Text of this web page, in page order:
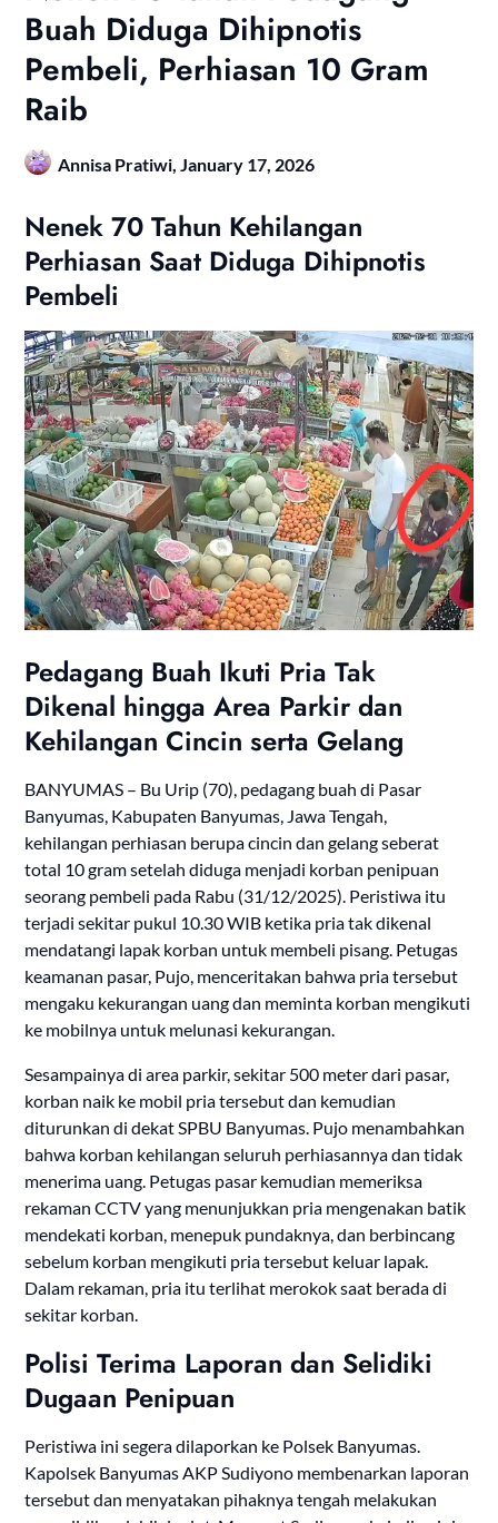
Buah Diduga Dihipnotis
Pembeli, Perhiasan 10 Gram
Raib
Annisa Pratiwi, January 17, 2026
Nenek 70 Tahun Kehilangan
Perhiasan Saat Diduga Dihipnotis
Pembeli
Pedagang Buah Ikuti Pria Tak
Dikenal hingga Area Parkir dan
Kehilangan Cincin serta Gelang
BANYUMAS – Bu Urip (70), pedagang buah di Pasar
Banyumas, Kabupaten Banyumas, Jawa Tengah,
kehilangan perhiasan berupa cincin dan gelang seberat
total 10 gram setelah diduga menjadi korban penipuan
seorang pembeli pada Rabu (31/12/2025). Peristiwa itu
terjadi sekitar pukul 10.30 WIB ketika pria tak dikenal
mendatangi lapak korban untuk membeli pisang. Petugas
keamanan pasar, Pujo, menceritakan bahwa pria tersebut
mengaku kekurangan uang dan meminta korban mengikuti
ke mobilnya untuk melunasi kekurangan.
Sesampainya di area parkir, sekitar 500 meter dari pasar,
korban naik ke mobil pria tersebut dan kemudian
diturunkan di dekat SPBU Banyumas. Pujo menambahkan
bahwa korban kehilangan seluruh perhiasannya dan tidak
menerima uang. Petugas pasar kemudian memeriksa
rekaman CCTV yang menunjukkan pria mengenakan batik
mendekati korban, menepuk pundaknya, dan berbincang
sebelum korban mengikuti pria tersebut keluar lapak.
Dalam rekaman, pria itu terlihat merokok saat berada di
sekitar korban.
Polisi Terima Laporan dan Selidiki
Dugaan Penipuan
Peristiwa ini segera dilaporkan ke Polsek Banyumas.
Kapolsek Banyumas AKP Sudiyono membenarkan laporan
tersebut dan menyatakan pihaknya tengah melakukan